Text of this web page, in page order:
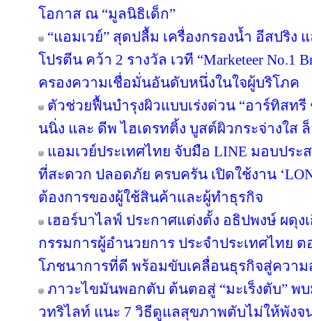
โอกาส ณ “มูลนิธิเด็ก”
“แอมเวย์” สุดปลื้ม เครื่องกรองน้ำ อีสปริง
โปรตีน คว้า 2 รางวัล เวที “Marketeer No.1
ครองความเชื่อมั่นอันดับหนึ่งในใจผู้บริโภค
ตัวช่วยฟื้นบำรุงผิวแบบเร่งด่วน “อาร์ทิสท
นนิ่ง และ ดีพ ไฮเดรทติ้ง บูสต์ผิวกระจ่างใส
แอมเวย์ประเทศไทย จับมือ LINE มอบปร
ที่สะดวก ปลอดภัย ครบครัน เปิดใช้งาน
ต้องการของผู้ใช้สินค้าและผู้ทำธุรกิจ
เฮอร์บาไลฟ์ ประกาศแต่งตั้ง อธิปพงษ์ ผดุง
กรรมการผู้อำนวยการ ประจำประเทศไทย
โภชนาการที่ดี พร้อมขับเคลื่อนธุรกิจสู่ความ
ภาวะไขมันพอกตับ ต้นตอสู่ “มะเร็งตับ” พ
วทริไลท์ แนะ 7 วิธีดูแลสุขภาพตับไม่ให้พังจ